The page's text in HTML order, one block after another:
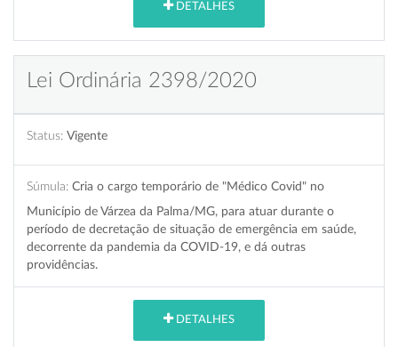
DETALHES
Lei Ordinária 2398/2020
Status: Vigente
Súmula: Cria o cargo temporário de "Médico Covid" no
Município de Várzea da Palma/MG, para atuar durante o
período de decretação de situação de emergência em saúde,
decorrente da pandemia da COVID-19, e dá outras
providências.
DETALHES